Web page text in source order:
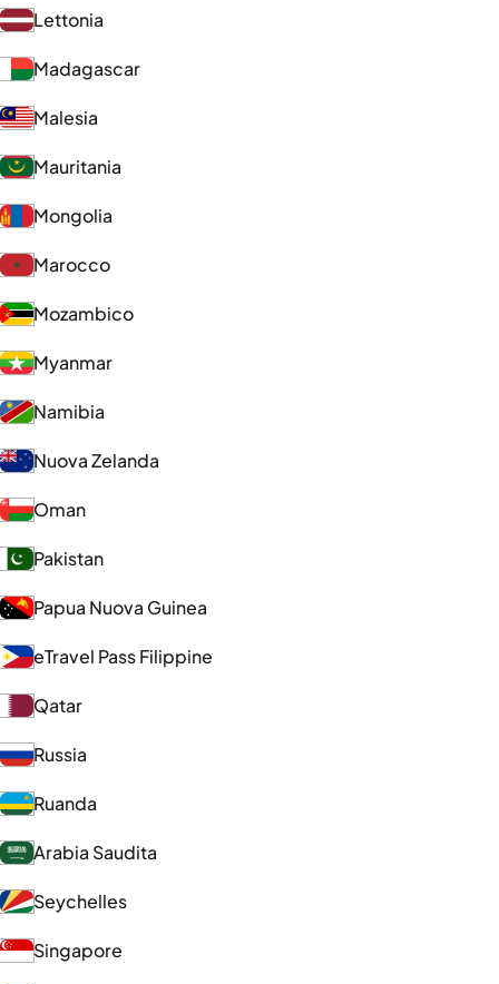
Lettonia
Madagascar
Malesia
Mauritania
Mongolia
Marocco
Mozambico
Myanmar
Namibia
Nuova Zelanda
Oman
Pakistan
Papua Nuova Guinea
eTravel Pass Filippine
Qatar
Russia
Ruanda
Arabia Saudita
Seychelles
Singapore